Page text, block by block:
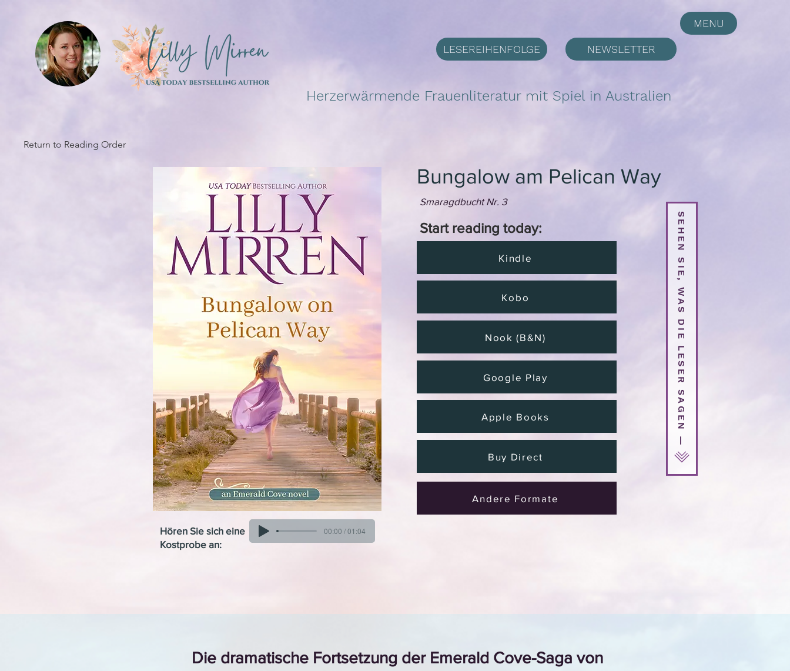
MENU
LESEREIHENFOLGE NEWSLETTER
Herzerwärmende Frauenliteratur mit Spiel in Australien
Return to Reading Order
Hören Sie sich eine
Kostprobe an:
00:00 / 01:04
Bungalow am Pelican Way
Smaragdbucht Nr. 3
Start reading today:
Kindle
Kobo
Nook (B&N)
Google Play
Apple Books
Buy Direct
SEHEN SIE, WAS DIE LESER SAGEN —
Andere Formate
Die dramatische Fortsetzung der Emerald Cove-Saga von